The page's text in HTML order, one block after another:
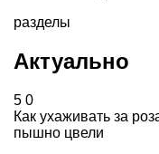
разделы
Актуально
5 0
Как ухаживать за
пышно цвели